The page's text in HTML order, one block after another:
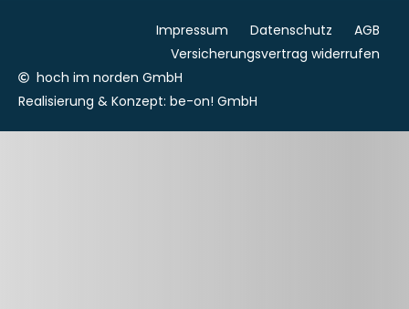
hoch im norden GmbH
Realisierung & Konzept: be-on! GmbH
Impressum Datenschutz
AGB
Versicherungsvertrag widerrufen